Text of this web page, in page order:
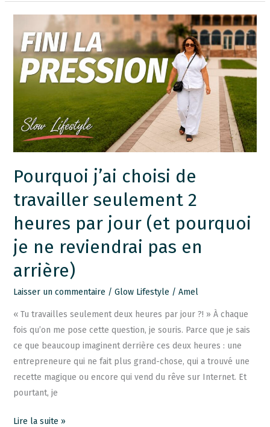
Pourquoi j’ai choisi de
travailler seulement 2
heures par jour (et pourquoi
je ne reviendrai pas en
arrière)
Laisser un commentaire / Glow Lifestyle / Amel
« Tu travailles seulement deux heures par jour ?! » À chaque
fois qu’on me pose cette question, je souris. Parce que je sais
ce que beaucoup imaginent derrière ces deux heures : une
entrepreneure qui ne fait plus grand-chose, qui a trouvé une
recette magique ou encore qui vend du rêve sur Internet. Et
pourtant, je
j’ai
choisi
de
travailler
heures
par
(et
pourquoi
ne
reviendrai
pas
en
arrière)
Lire la suite »